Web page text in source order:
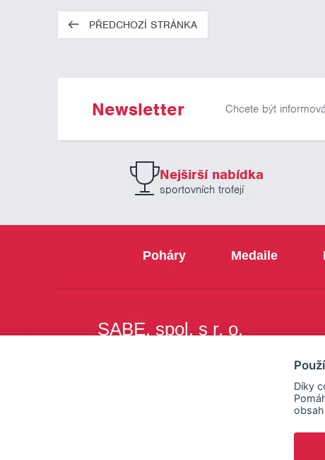
PŘEDCHOZÍ STRÁNKA
Newsletter Chcete být
Nejširší nabídka
sportovních trofejí
Poháry Medaile
SABE, spol. s r. o.
Díky